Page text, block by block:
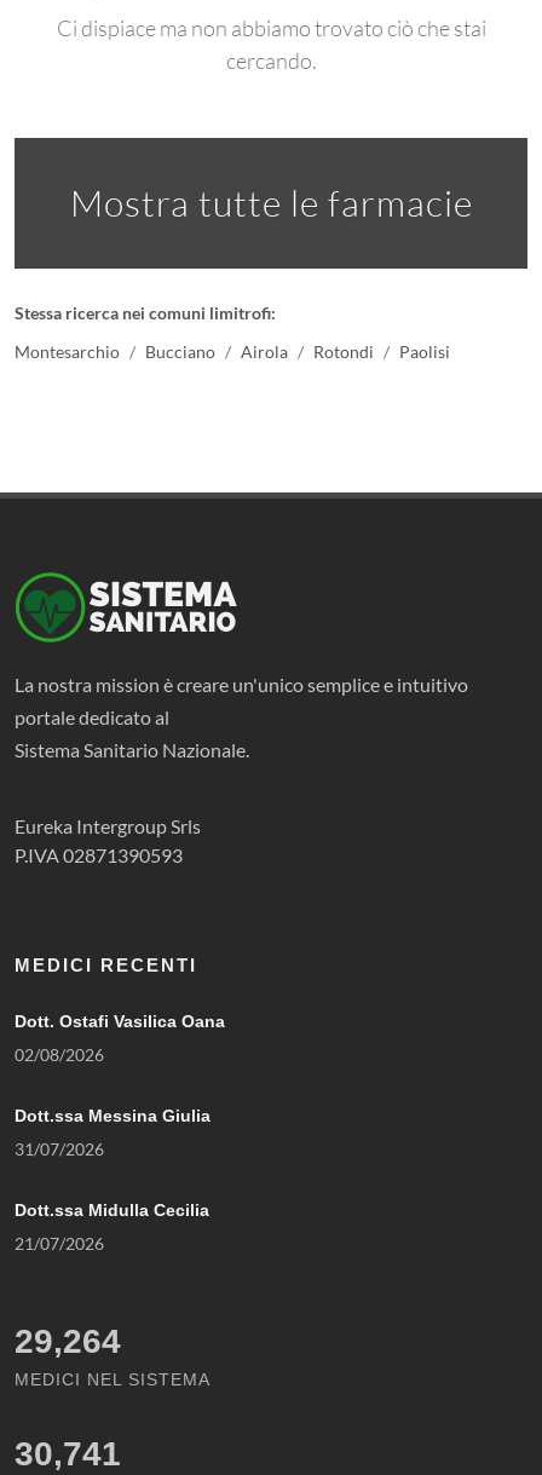
Ci dispiace ma non abbiamo trovato ciò che stai
cercando.
Mostra tutte le farmacie
Stessa ricerca nei comuni limitrofi:
Montesarchio
Bucciano Airola Rotondi Paolisi
La nostra mission è creare un'unico semplice e intuitivo
portale dedicato al
Sistema Sanitario Nazionale.
Eureka Intergroup Srls
P.IVA 02871390593
MEDICI RECENTI
Dott. Ostafi Vasilica Oana
02/08/2026
Dott.ssa Messina Giulia
31/07/2026
Dott.ssa Midulla Cecilia
21/07/2026
29,264
MEDICI NEL SISTEMA
30,741